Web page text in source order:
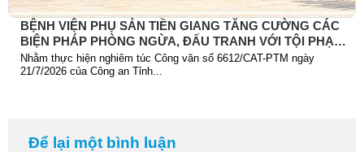
BỆNH VIỆN PHỤ SẢN TIỀN GIANG TĂNG CƯỜNG CÁC
BIỆN PHÁP PHÒNG NGỪA, ĐẤU TRANH VỚI TỘI PHẠM
TRỘM CẮP TÀI SẢN
Nhằm thực hiện nghiêm túc Công văn số 6612/CAT-PTM ngày
21/7/2026 của Công an Tỉnh...
Để lại một bình luận